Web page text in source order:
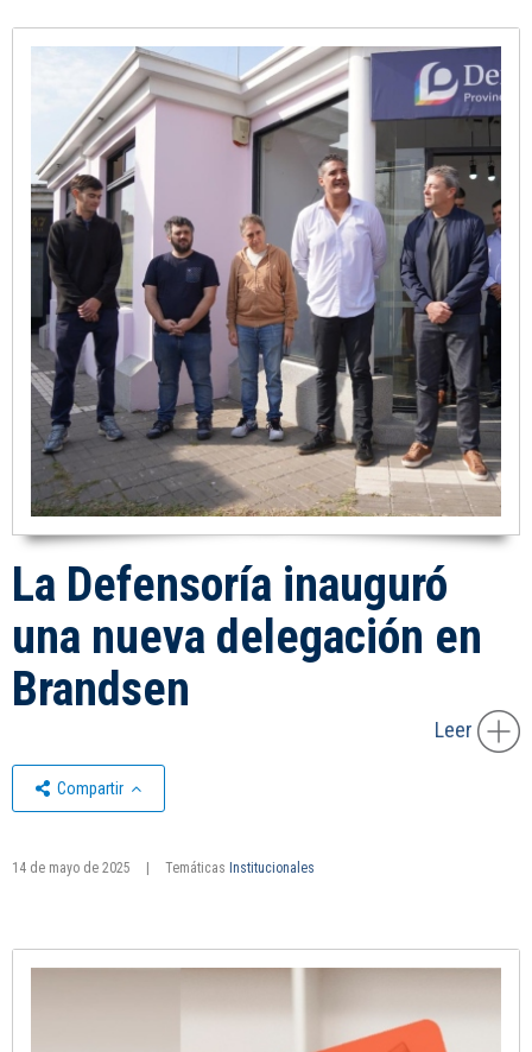
La Defensoría inauguró
una nueva delegación en
Brandsen
Leer
Compartir
14 de mayo de 2025 Temáticas Institucionales